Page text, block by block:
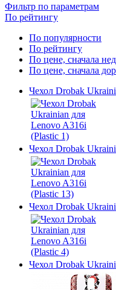
Фильтр по параметрам
По рейтингу
По популярности
По рейтингу
По цене, сначала
По цене, сначала
Чехол Drobak
Чехол Drobak
Чехол Drobak
Чехол Drobak